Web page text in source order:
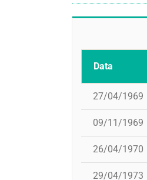
Data
27/04/1969
09/11/1969
26/04/1970
29/04/1973